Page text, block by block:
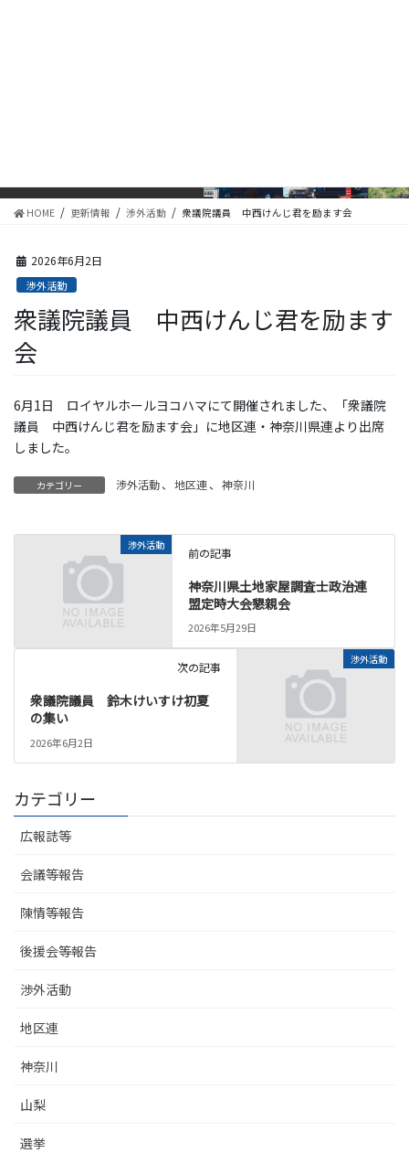
HOME 更新情報 渉外活動 衆議院議員 中西けんじ君を励ます会
2026年6月2日
渉外活動
衆議院議員 中西けんじ君を励ます
会
6月1日 ロイヤルホールヨコハマにて開催されました、「衆議院
議員 中西けんじ君を励ます会」に地区連・神奈川県連より出席
しました。
カテゴリー 渉外活動、 地区連、 神奈川
渉外活動
前の記事
神奈川県土地家屋調査士政治連
盟定時大会懇親会
2026年5月29日
渉外活動
次の記事
衆議院議員 鈴木けいすけ初夏
の集い
2026年6月2日
カテゴリー
広報誌等
会議等報告
陳情等報告
後援会等報告
渉外活動
地区連
神奈川
山梨
選挙